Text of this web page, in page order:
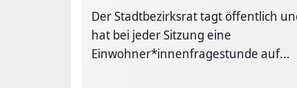
Der Stadtbezirksrat tagt öffentlich
hat bei jeder Sitzung eine
Einwohner*innenfragestunde auf...